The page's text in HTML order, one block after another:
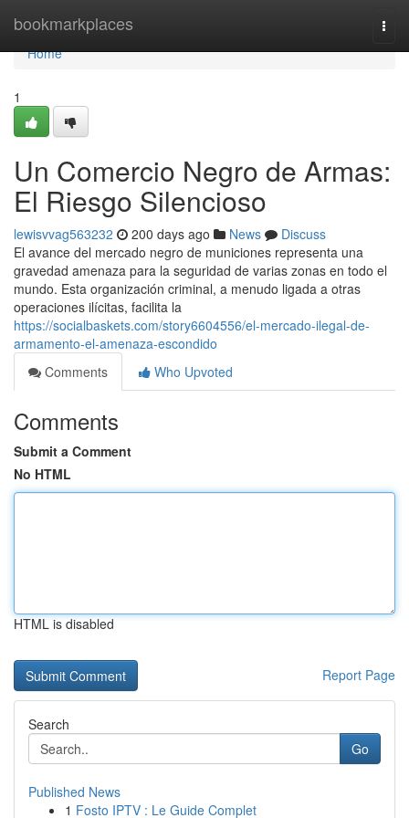
bookmarkplaces
Home
Home
1
Un Comercio Negro de Armas:
El Riesgo Silencioso
lewisvvag563232 200 days ago News
Discuss
El avance del mercado negro de municiones representa una
gravedad amenaza para la seguridad de varias zonas en todo el
mundo. Esta organización criminal, a menudo ligada a otras
operaciones ilícitas, facilita la
https://socialbaskets.com/story6604556/el-mercado-ilegal-de-
armamento-el-amenaza-escondido
Comments
Who Upvoted
Comments
Submit a Comment
No HTML
HTML is disabled
Report Page
Search
Go
Published News
1 Fosto IPTV : Le Guide Complet